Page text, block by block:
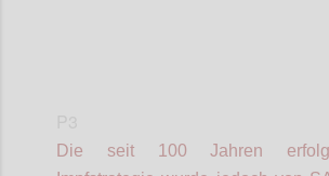
Die seit 100 Jahren